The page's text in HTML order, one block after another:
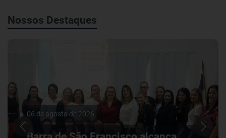
Nossos Destaques
06 de agosto de 2026